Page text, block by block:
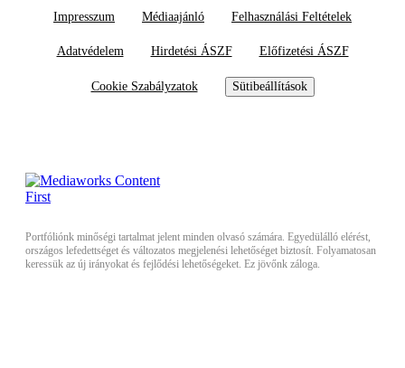
Impresszum Médiaajánló Felhasználási Feltételek
Adatvédelem Hirdetési ÁSZF Előfizetési ÁSZF
Cookie Szabályzatok Sütibeállítások
Portfóliónk minőségi tartalmat jelent minden olvasó számára. Egyedülálló elérést,
országos lefedettséget és változatos megjelenési lehetőséget biztosít. Folyamatosan
keressük az új irányokat és fejlődési lehetőségeket. Ez jövőnk záloga.